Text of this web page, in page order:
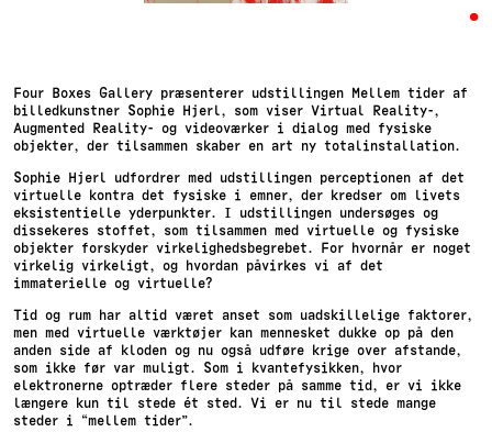
•
Four Boxes Gallery præsenterer udstillingen Mellem tider af
billedkunstner Sophie Hjerl, som viser Virtual Reality-,
Augmented Reality- og videoværker i dialog med fysiske
objekter, der tilsammen skaber en art ny totalinstallation.
Sophie Hjerl udfordrer med udstillingen perceptionen af det
virtuelle kontra det fysiske i emner, der kredser om livets
eksistentielle yderpunkter. I udstillingen undersøges og
dissekeres stoffet, som tilsammen med virtuelle og fysiske
objekter forskyder virkelighedsbegrebet. For hvornår er noget
virkelig virkeligt, og hvordan påvirkes vi af det
immaterielle og virtuelle?
Tid og rum har altid været anset som uadskillelige faktorer,
men med virtuelle værktøjer kan mennesket dukke op på den
anden side af kloden og nu også udføre krige over afstande,
som ikke før var muligt. Som i kvantefysikken, hvor
elektronerne optræder flere steder på samme tid, er vi ikke
længere kun til stede ét sted. Vi er nu til stede mange
steder i “mellem tider”.